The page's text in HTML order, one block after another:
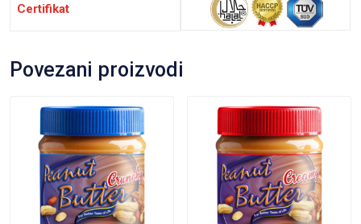
Certifikat
Povezani proizvodi
VIEW PRODUCT